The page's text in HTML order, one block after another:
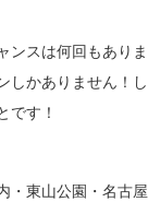
ンスは何回もあり
しかありません！
です！
・東山公園・名古